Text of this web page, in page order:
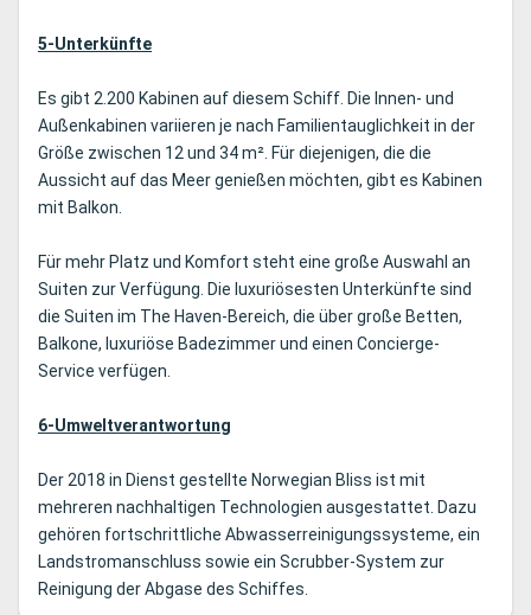
5-Unterkünfte
Es gibt 2.200 Kabinen auf diesem Schiff. Die Innen- und
Außenkabinen variieren je nach Familientauglichkeit in der
Größe zwischen 12 und 34 m². Für diejenigen, die die
Aussicht auf das Meer genießen möchten, gibt es Kabinen
mit Balkon.
Für mehr Platz und Komfort steht eine große Auswahl an
Suiten zur Verfügung. Die luxuriösesten Unterkünfte sind
die Suiten im The Haven-Bereich, die über große Betten,
Balkone, luxuriöse Badezimmer und einen Concierge-
Service verfügen.
6-Umweltverantwortung
Der 2018 in Dienst gestellte Norwegian Bliss ist mit
mehreren nachhaltigen Technologien ausgestattet. Dazu
gehören fortschrittliche Abwasserreinigungssysteme, ein
Landstromanschluss sowie ein Scrubber-System zur
Reinigung der Abgase des Schiffes.